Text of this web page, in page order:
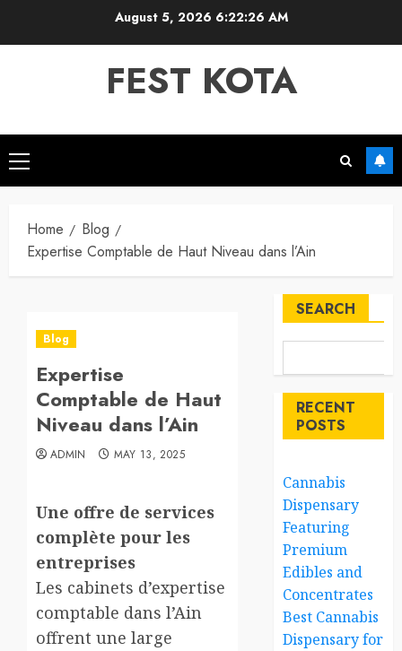
August 5, 2026 6:22:27 AM
FEST KOTA
Primary
Menu
Home
Blog
Expertise Comptable de Haut Niveau dans l’Ain
Blog
Expertise
Comptable de Haut
Niveau dans l’Ain
ADMIN MAY 13, 2025
Une offre de services
complète pour les
entreprises
Les cabinets d’expertise
comptable dans l’Ain
offrent une large
SEARCH
RECENT
POSTS
Cannabis
Dispensary
Featuring
Premium
Edibles and
Concentrates
Best Cannabis
Dispensary for